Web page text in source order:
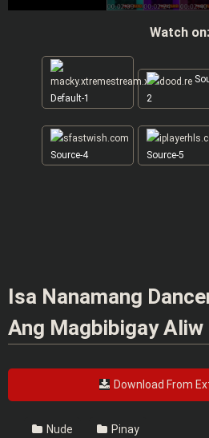
Watch on:
Default-1
2
Source-4 Source-5
Isa Nanamang
Ang Magbibigay Aliw
Download From
Nude Pinay